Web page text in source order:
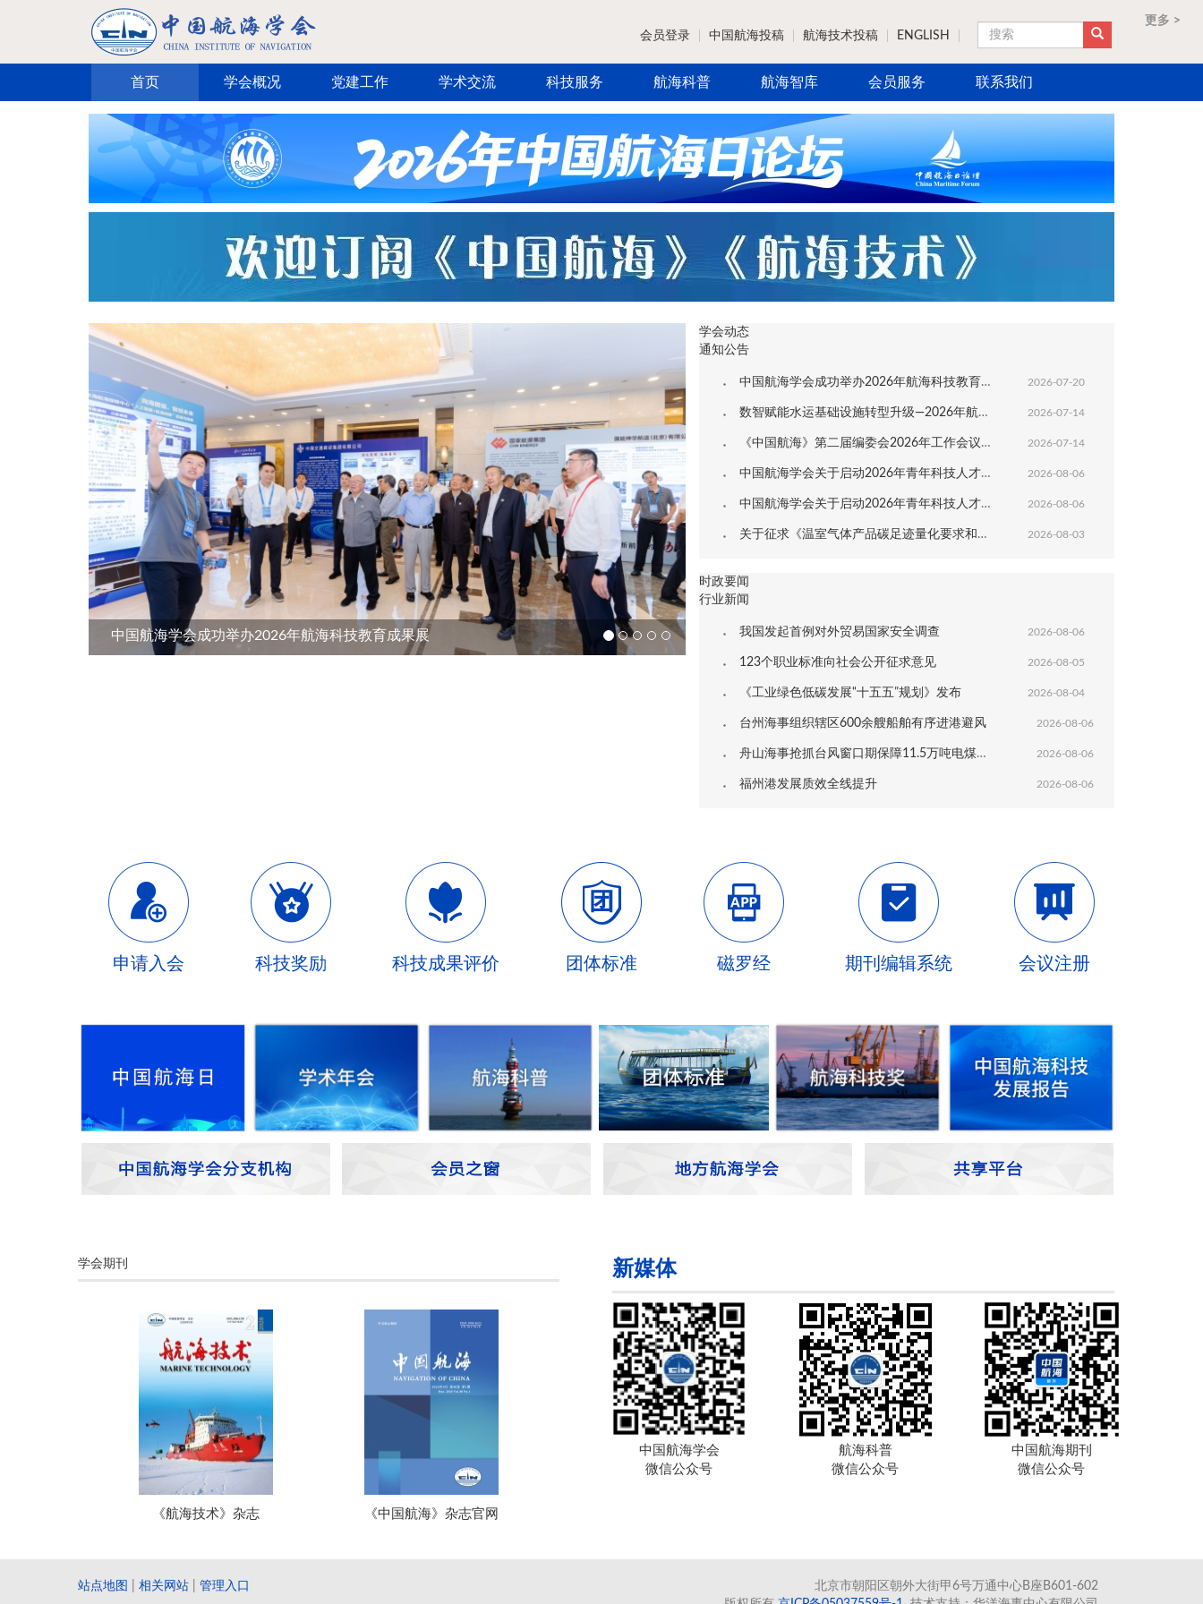
会员登录 中国航海投稿 航海技术投稿 ENGLISH
搜索
首页 学会概况 党建工作 学术交流 科技服务 航海科普 航海智库 会员服务 联系我们
中国航海学会成功举办2026年航海科技教育成果展
学会动态
通知公告
中国航海学会成功举办2026年航海科技教育成果展 2026-07-20
数智赋能水运基础设施转型升级—2026年航运新质生产力发展研讨会在扬州成功举办 2026-07-14
《中国航海》第二届编委会2026年工作会议在扬州圆满召开 2026-07-14
更多 >
中国航海学会关于启动2026年青年科技人才培育工程博士生专项计划的通知 2026-08-06
中国航海学会关于启动2026年青年科技人才培育工程工程师专项计划的通知 2026-08-06
关于征求《温室气体产品碳足迹量化要求和指南港口生产服务》团体标准意见的通知 2026-08-03
更多 >
时政要闻
行业新闻
我国发起首例对外贸易国家安全调查 2026-08-06
123个职业标准向社会公开征求意见 2026-08-05
《工业绿色低碳发展“十五五”规划》发布 2026-08-04
更多 >
台州海事组织辖区600余艘船舶有序进港避风 2026-08-06
舟山海事抢抓台风窗口期保障11.5万吨电煤抢卸 2026-08-06
福州港发展质效全线提升 2026-08-06
更多 >
申请入会 科技奖励 科技成果评价 团体标准 磁罗经 期刊编辑系统 会议注册
学会期刊
《航海技术》杂志 《中国航海》杂志官网
新媒体
中国航海学会
微信公众号
航海科普
微信公众号
中国航海期刊
微信公众号
站点地图 相关网站 管理入口
北京市朝阳区朝外大街甲6号万通中心B座B601-602